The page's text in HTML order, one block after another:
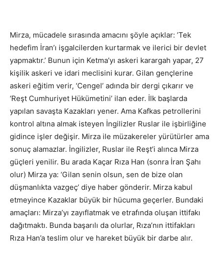
Mirza, mücadele sırasında amacını şöyle açıklar: ’Tek
hedefim İran’ı işgalcilerden kurtarmak ve ilerici bir devlet
yapmaktır.’ Bunun için Ketma’yı askeri karargah yapar, 27
kişilik askeri ve idari meclisini kurar. Gilan gençlerine
askeri eğitim verir, ‘Cengel’ adında bir dergi çıkarır ve
‘Reşt Cumhuriyet Hükümetini’ ilan eder. İlk başlarda
yapılan savaşta Kazakları yener. Ama Kafkas petrollerini
kontrol altına almak isteyen İngilizler Ruslar ile işbirliğine
gidince işler değişir. Mirza ile müzakereler yürütürler ama
sonuç alamazlar. İngilizler, Ruslar ile Reşt’i alınca Mirza
güçleri yenilir. Bu arada Kaçar Rıza Han (sonra İran Şahı
olur) Mirza ya: ‘Gilan senin olsun, sen de bize olan
düşmanlıkta vazgeç’ diye haber gönderir. Mirza kabul
etmeyince Kazaklar büyük bir hücuma geçerler. Bundaki
amaçları: Mirza’yı zayıflatmak ve etrafında oluşan ittifakı
dağıtmaktı. Bunda başarılı da olurlar, Rıza’nın ittifakları
Rıza Han’a teslim olur ve hareket büyük bir darbe alır.